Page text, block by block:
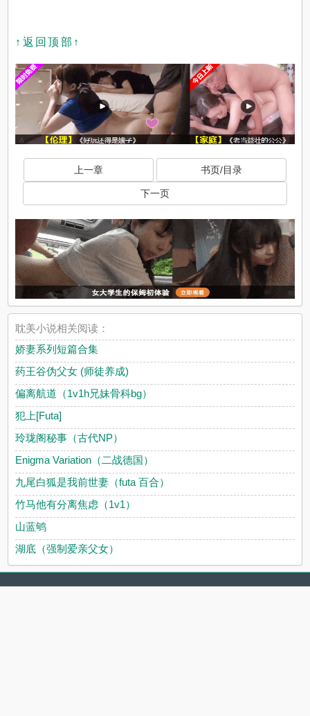
↑返回顶部↑
上一章 书页/目录
下一页
耽美小说相关阅读：
娇妻系列短篇合集
药王谷伪父女 (师徒养成)
偏离航道（1v1h兄妹骨科bg）
犯上[Futa]
玲珑阁秘事（古代NP）
Enigma Variation（二战德国）
九尾白狐是我前世妻（futa 百合）
竹马他有分离焦虑（1v1）
山蓝鸲
湖底（强制爱亲父女）